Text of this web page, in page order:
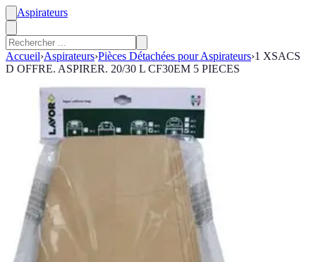
Aspirateurs
Accueil›Aspirateurs›Pièces Détachées pour Aspirateurs›1 XSACS
D OFFRE. ASPIRER. 20/30 L CF30EM 5 PIECES